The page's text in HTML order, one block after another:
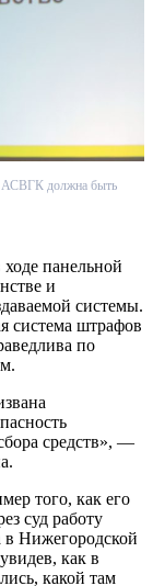
АСВГК должна быть
панельной
и
системы.
система штрафов
по
средств», —
того, как его
суд работу
в Нижегородской
как в
какой там